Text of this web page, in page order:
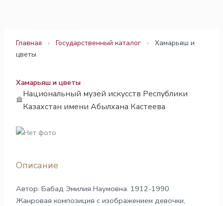
Главная › Государственный каталог ›
Хамарьяш и
цветы
Хамарьяш и цветы
Национальный музей искусств Республики
Казахстан имени Абылхана Кастеева
Описание
Автор: Бабад Эмилия Наумовна. 1912-1990
Жанровая композиция с изображением девочки,